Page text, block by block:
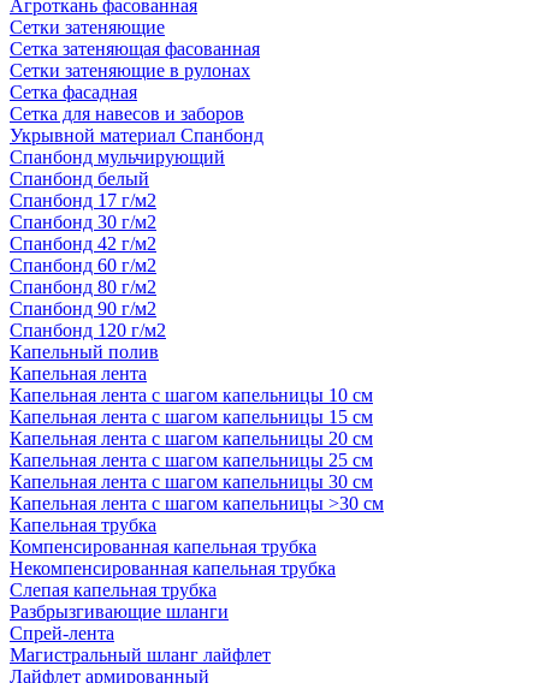
Агроткань фасованная
Сетки затеняющие
Сетка затеняющая фасованная
Сетки затеняющие в рулонах
Сетка фасадная
Сетка для навесов и заборов
Укрывной материал Спанбонд
Спанбонд мульчирующий
Спанбонд белый
Спанбонд 17 г/м2
Спанбонд 30 г/м2
Спанбонд 42 г/м2
Спанбонд 60 г/м2
Спанбонд 80 г/м2
Спанбонд 90 г/м2
Спанбонд 120 г/м2
Капельный полив
Капельная лента
Капельная лента с шагом капельницы 10 см
Капельная лента с шагом капельницы 15 см
Капельная лента с шагом капельницы 20 см
Капельная лента с шагом капельницы 25 см
Капельная лента с шагом капельницы 30 см
Капельная лента с шагом капельницы >30 см
Капельная трубка
Компенсированная капельная трубка
Некомпенсированная капельная трубка
Слепая капельная трубка
Разбрызгивающие шланги
Спрей-лента
Магистральный шланг лайфлет
Лайфлет армированный